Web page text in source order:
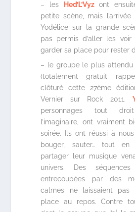
– les
Hed’L’Vyzont
petite scène, mais
Yodélice sur la grande
pas permis d’aller les
garder sa place pour rester
– le groupe le plus
(totalement gratuit
clôturé cette 27ème
Vernier sur Rock 2011.
personnages tout
l’imaginaire, ont vraiment
soirée. Ils ont réussi à
bouger, sauter… tout en
partager leur musique
univers. Des
entrecoupées par des
calmes ne laissaient pas
place au repos. Contre